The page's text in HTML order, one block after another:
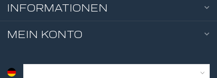
INFORMATIONEN
MEIN KONTO